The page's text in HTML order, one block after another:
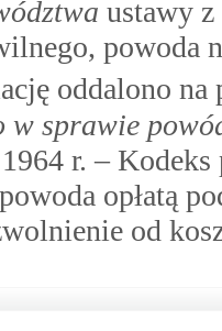
ustawy
powoda
oddalono
w sprawie
r. –
opłatą
od